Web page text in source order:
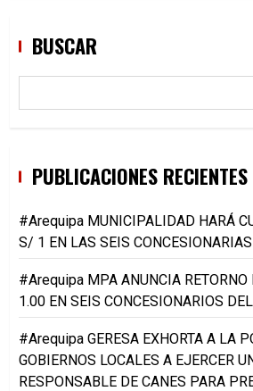
BUSCAR
PUBLICACIONES RECIENTES
#Arequipa MUNICIPALIDAD HARÁ
S/ 1 EN LAS SEIS
#Arequipa MPA ANUNCIA
1.00 EN SEIS CONCESIONARIOS
#Arequipa GERESA EXHORTA A LA
GOBIERNOS LOCALES A EJERCER
RESPONSABLE DE CANES PARA